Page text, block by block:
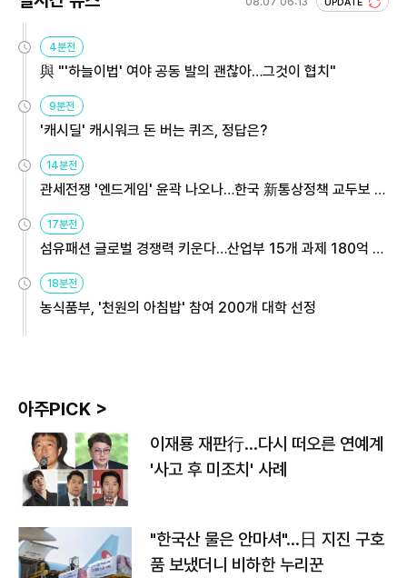
4분전
與 "'하늘이법' 여야 공동 발의 괜찮아…그것이 협치"
9분전
'캐시딜' 캐시워크 돈 버는 퀴즈, 정답은?
14분전
관세전쟁 '엔드게임' 윤곽 나오나…한국 新통상정책 교두보 활
용해야
17분전
섬유패션 글로벌 경쟁력 키운다…산업부 15개 과제 180억 지
원
18분전
농식품부, '천원의 아침밥' 참여 200개 대학 선정
아주PICK >
이재룡 재판行…다시 떠오른 연예계
'사고 후 미조치' 사례
"한국산 물은 안마셔"…日 지진 구호
품 보냈더니 비하한 누리꾼